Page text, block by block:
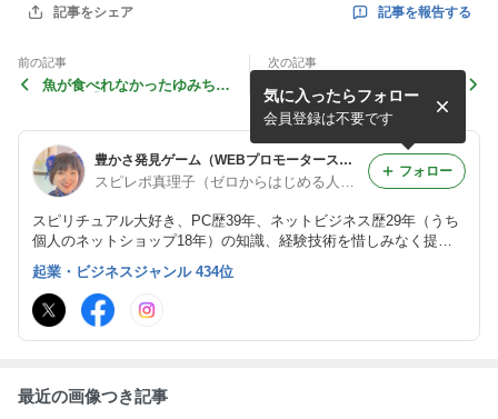
記事をシェア 記事を報告する
前の記事
魚が食べれなかったゆみちゃ
次の記事
やりたいことを我慢しない盛
りだくさんの人生【人間充電
器®DXに寝て６カ月】（L#1
046）
豊かさ発見ゲーム（WEBプロモータースピレポ真理子の冒険挑戦人生）
スピリチュアル大好き、PC歴39年、ネットビジネス歴29年（うち
個人のネットショップ18年）の知識、経験技術を惜しみなく提供
する至れり尽くせりWEBマーケティング伴走構築サポート見込み
客集めから一緒に伴走構築します。
気に入ったらフォロー
会員登録は不要です
フォロー
起業・ビジネスジャンル 434位
最近の画像つき記事